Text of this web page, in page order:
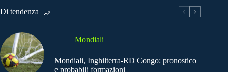
Di tendenza
Mondiali
Mondiali, Inghilterra-RD Congo: pronostico
e probabili formazioni